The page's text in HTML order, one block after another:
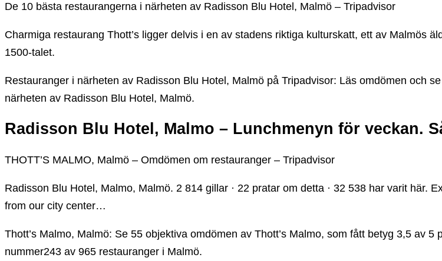
De 10 bästa restaurangerna i närheten av Radisson Blu Hotel, Malmö – Tripadvisor
Charmiga restaurang Thott’s ligger delvis i en av stadens riktiga kulturskatt, ett av Malmös
1500-talet.
Restauranger i närheten av Radisson Blu Hotel, Malmö på Tripadvisor: Läs omdömen och
närheten av Radisson Blu Hotel, Malmö.
Radisson Blu Hotel, Malmo – Lunchmenyn för veckan.
THOTT’S MALMO, Malmö – Omdömen om restauranger – Tripadvisor
Radisson Blu Hotel, Malmo, Malmö. 2 814 gillar · 22 pratar om detta · 32 538 har varit här.
from our city center…
Thott’s Malmo, Malmö: Se 55 objektiva omdömen av Thott’s Malmo, som fått betyg 3,5 av 5
nummer243 av 965 restauranger i Malmö.